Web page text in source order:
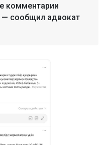
комментарии
— сообщил адвокат